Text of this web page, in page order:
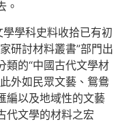
。
學科史料收拾已有初
研討材料叢書”部門出
類的“中國古代文學材
外如民眾文藝、鴛鴦
編以及地域性的文藝
代文學的材料之宏